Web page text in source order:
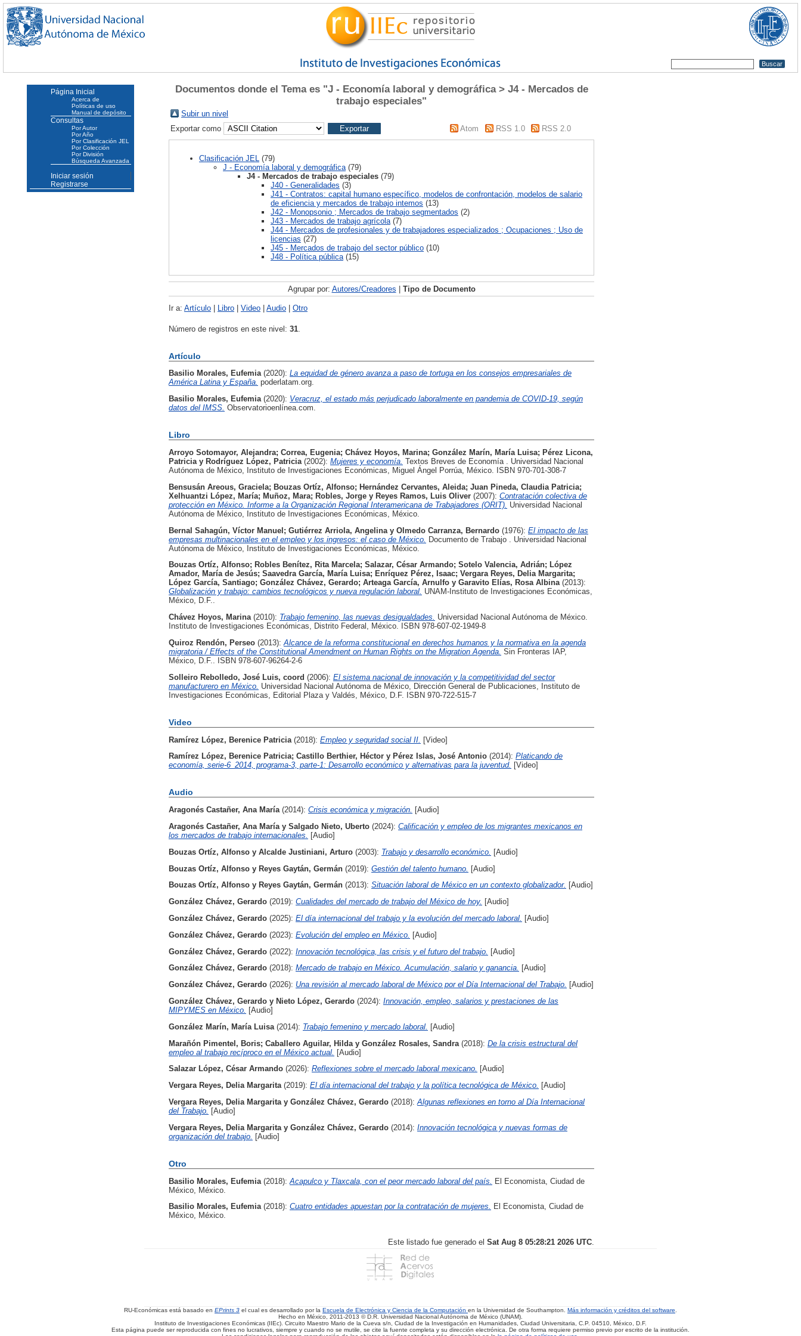
Documentos donde el Tema es "J - Economía laboral y demográfica > J4 - Mercados de
trabajo especiales"
Subir un nivel
Exportar como
Atom RSS 1.0 RSS 2.0
Clasificación JEL
(79)
J - Economía laboral y demográfica (79)
J4 - Mercados de trabajo especiales (79)
J40 - Generalidades (3)
J41 - Contratos: capital humano específico, modelos de confrontación, modelos de salario
de eficiencia y mercados de trabajo intemos (13)
J42 - Monopsonio ; Mercados de trabajo segmentados (2)
J43 - Mercados de trabajo agrícola (7)
J44 - Mercados de profesionales y de trabajadores especializados ; Ocupaciones ; Uso de
licencias (27)
J45 - Mercados de trabajo del sector público (10)
J48 - Política pública (15)
Agrupar por: Autores/Creadores | Tipo de Documento
Ir a: Artículo | Libro | Video | Audio | Otro
Número de registros en este nivel: 31
Artículo
Basilio Morales, Eufemia (2020): La equidad de género avanza a paso de tortuga en los consejos empresariales de
América Latina y España. poderlatam.org.
Basilio Morales, Eufemia (2020): Veracruz, el estado más perjudicado laboralmente en pandemia de COVID-19, según
datos del IMSS. Observatorioenlínea.com.
Libro
Arroyo Sotomayor, Alejandra; Correa, Eugenia; Chávez Hoyos, Marina; González Marín, María Luisa; Pérez Licona,
Patricia y Rodríguez López, Patricia (2002): Mujeres y economía. Textos Breves de Economía . Universidad Nacional
Autónoma de México, Instituto de Investigaciones Económicas, Miguel Ángel Porrúa, México. ISBN 970-701-308-7
Bensusán Areous, Graciela; Bouzas Ortíz, Alfonso; Hernández Cervantes, Aleida; Juan Pineda, Claudia Patricia;
Xelhuantzi López, María; Muñoz, Mara; Robles, Jorge y Reyes Ramos, Luis Oliver (2007): Contratación colectiva de
protección en México. Informe a la Organización Regional Interamericana de Trabajadores (ORIT). Universidad Nacional
Autónoma de México, Instituto de Investigaciones Económicas, México.
Bernal Sahagún, Víctor Manuel; Gutiérrez Arriola, Angelina y Olmedo Carranza, Bernardo (1976): El impacto de las
empresas multinacionales en el empleo y los ingresos: el caso de México. Documento de Trabajo . Universidad Nacional
Autónoma de México, Instituto de Investigaciones Económicas, México.
Bouzas Ortíz, Alfonso; Robles Benítez, Rita Marcela; Salazar, César Armando; Sotelo Valencia, Adrián; López
Amador, María de Jesús; Saavedra García, María Luisa; Enríquez Pérez, Isaac; Vergara Reyes, Delia Margarita;
López García, Santiago; González Chávez, Gerardo; Arteaga García, Arnulfo y Garavito Elías, Rosa Albina (2013):
Globalización y trabajo: cambios tecnológicos y nueva regulación laboral. UNAM-Instituto de Investigaciones Económicas,
México, D.F..
Chávez Hoyos, Marina (2010): Trabajo femenino, las nuevas desigualdades. Universidad Nacional Autónoma de México.
Instituto de Investigaciones Económicas, Distrito Federal, México. ISBN 978-607-02-1949-8
Quiroz Rendón, Perseo (2013): Alcance de la reforma constitucional en derechos humanos y la normativa en la agenda
migratoria / Effects of the Constitutional Amendment on Human Rights on the Migration Agenda. Sin Fronteras IAP,
México, D.F.. ISBN 978-607-96264-2-6
Solleiro Rebolledo, José Luis, coord (2006): El sistema nacional de innovación y la competitividad del sector
manufacturero en México. Universidad Nacional Autónoma de México, Dirección General de Publicaciones, Instituto de
Investigaciones Económicas, Editorial Plaza y Valdés, México, D.F. ISBN 970-722-515-7
Video
Ramírez López, Berenice Patricia (2018): Empleo y seguridad social II. [Video]
Ramírez López, Berenice Patricia; Castillo Berthier, Héctor y Pérez Islas, José Antonio (2014): Platicando de
economía, serie-6_2014, programa-3, parte-1: Desarrollo económico y alternativas para la juventud. [Video]
Audio
Aragonés Castañer, Ana María (2014): Crisis económica y migración. [Audio]
Aragonés Castañer, Ana María y Salgado Nieto, Uberto (2024): Calificación y empleo de los migrantes mexicanos en
los mercados de trabajo internacionales.
[Audio]
Bouzas Ortíz, Alfonso y Alcalde Justiniani, Arturo (2003): Trabajo y desarrollo económico.
[Audio]
Bouzas Ortíz, Alfonso y Reyes Gaytán, Germán (2019): Gestión del talento humano. [Audio]
Bouzas Ortíz, Alfonso y Reyes Gaytán, Germán (2013): Situación laboral de México en un contexto globalizador. [Audio]
González Chávez, Gerardo (2019): Cualidades del mercado de trabajo del México de hoy. [Audio]
González Chávez, Gerardo (2025): El día internacional del trabajo y la evolución del mercado laboral.
[Audio]
González Chávez, Gerardo (2023): Evolución del empleo en México. [Audio]
González Chávez, Gerardo (2022): Innovación tecnológica, las crisis y el futuro del trabajo. [Audio]
González Chávez, Gerardo (2018): Mercado de trabajo en México. Acumulación, salario y ganancia. [Audio]
González Chávez, Gerardo (2026): Una revisión al mercado laboral de México por el Día Internacional del Trabajo. [Audio]
González Chávez, Gerardo y Nieto López, Gerardo (2024): Innovación, empleo, salarios y prestaciones de las
MIPYMES en México.
[Audio]
González Marín, María Luisa (2014): Trabajo femenino y mercado laboral. [Audio]
Marañón Pimentel, Boris; Caballero Aguilar, Hilda y González Rosales, Sandra (2018): De la crisis estructural del
empleo al trabajo recíproco en el México actual. [Audio]
Salazar López, César Armando (2026): Reflexiones sobre el mercado laboral mexicano. [Audio]
Vergara Reyes, Delia Margarita (2019): El día internacional del trabajo y la política tecnológica de México. [Audio]
Vergara Reyes, Delia Margarita y González Chávez, Gerardo (2018): Algunas reflexiones en torno al Día Internacional
del Trabajo.
[Audio]
Vergara Reyes, Delia Margarita y González Chávez, Gerardo (2014): Innovación tecnológica y nuevas formas de
organización del trabajo. [Audio]
Otro
Basilio Morales, Eufemia (2018): Acapulco y Tlaxcala, con el peor mercado laboral del país.
El Economista, Ciudad de
México, México.
Basilio Morales, Eufemia (2018): Cuatro entidades apuestan por la contratación de mujeres. El Economista, Ciudad de
México, México.
Este listado fue generado el Sat Aug 8 05:28:21 2026 UTC.
Página Inicial
Acerca de
Políticas de uso
Manual de depósito
Consultas
Por Autor
Por Año
Por Clasificación JEL
Por Colección
Por División
Búsqueda Avanzada
Iniciar sesión
Registrarse
RU-Económicas está basado en EPrints 3 el cual es desarrollado por la Escuela de Electrónica y Ciencia de la Computación en la Universidad de Southampton. Más información y créditos del software
Hecho en México, 2011-2013 © D.R. Universidad Nacional Autónoma de México (UNAM).
Instituto de Investigaciones Económicas (IIEc). Circuito Maestro Mario de la Cueva s/n, Ciudad de la Investigación en Humanidades, Ciudad Universitaria, C.P. 04510, México, D.F.
Esta página puede ser reproducida con fines no lucrativos, siempre y cuando no se mutile, se cite la fuente completa y su dirección electrónica. De otra forma requiere permiso previo por escrito de la institución.